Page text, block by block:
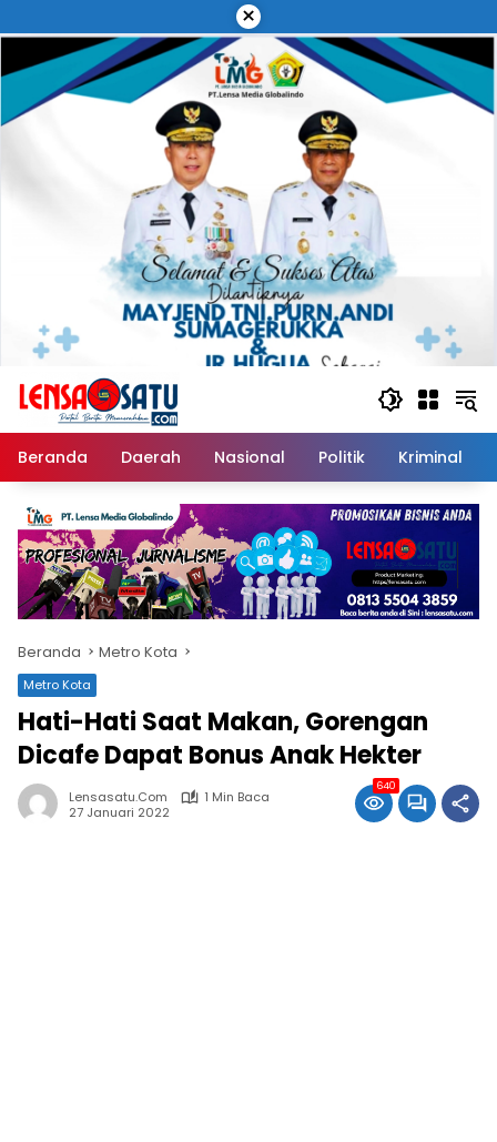
ke
konten
×
Beranda Daerah Nasional Politik Kriminal
Beranda Metro Kota
Metro Kota
Hati-Hati Saat Makan, Gorengan
Dicafe Dapat Bonus Anak Hekter
Lensasatu.com
1 Min Baca
27 Januari 2022
640